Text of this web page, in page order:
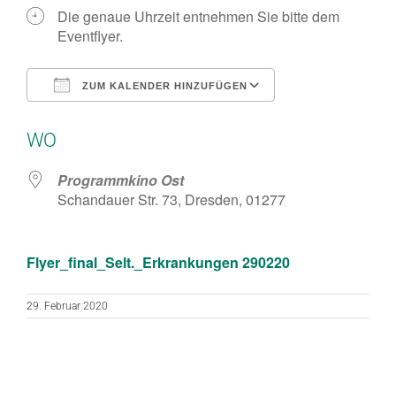
Projekte
Service
Die genaue Uhrzeit entnehmen Sie bitte dem
Eventflyer.
ZUM KALENDER HINZUFÜGEN
WO
Programmkino Ost
Schandauer Str. 73, Dresden, 01277
Flyer_final_Selt._Erkrankungen 290220
29. Februar 2020